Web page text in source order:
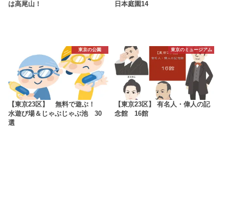
は高尾山！
日本庭園14
東京の公園
【東京23区】 無料で遊ぶ！
水遊び場＆じゃぶじゃぶ池 30
選
東京のミュージアム
【東京23区】 有名人・偉人の記
念館 16館